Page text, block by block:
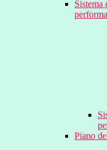
Sistema
Piano